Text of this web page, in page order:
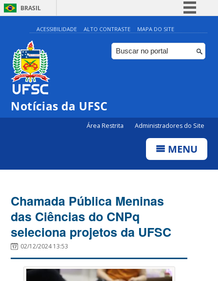
BRASIL
Simplifique!
Comunica BR
Participe
ACESSIBILIDADE ALTO CONTRASTE MAPA DO SITE
Notícias da UFSC
Área Restrita Administradores do Site
MENU
Chamada Pública Meninas
das Ciências do CNPq
seleciona projetos da UFSC
02/12/2024 13:53